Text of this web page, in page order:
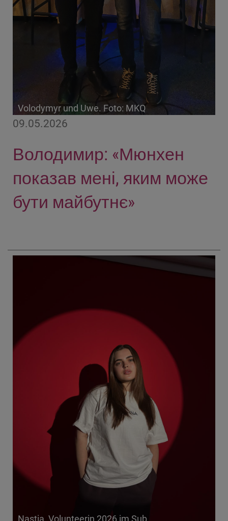
09.05.2026
Володимир: «Мюнхен
показав мені, яким може
бути майбутнє»
Volodymyr und Uwe. Foto: MKQ
Nastia, Volunteerin 2026 im Sub